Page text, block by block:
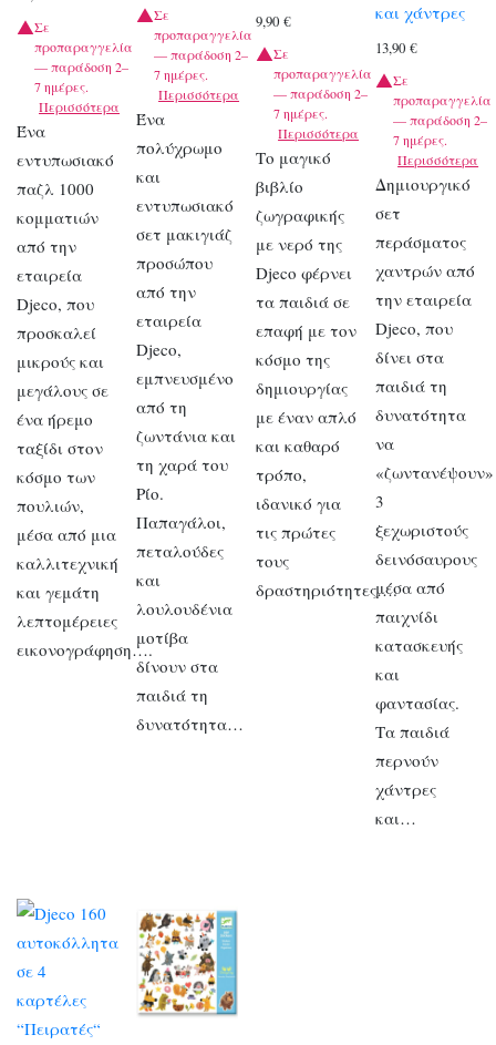
Σε
προπαραγγελία
— παράδοση 2–
7 ημέρες.
Περισσότερα
Ένα
εντυπωσιακό
παζλ 1000
κομματιών
από την
εταιρεία
Djeco, που
προσκαλεί
μικρούς και
μεγάλους σε
ένα ήρεμο
ταξίδι στον
κόσμο των
πουλιών,
μέσα από μια
καλλιτεχνική
και γεμάτη
λεπτομέρειες
εικονογράφηση….
Σε
προπαραγγελία
— παράδοση 2–
7 ημέρες.
Περισσότερα
Ένα
πολύχρωμο
και
εντυπωσιακό
σετ μακιγιάζ
προσώπου
από την
εταιρεία
Djeco,
εμπνευσμένο
από τη
ζωντάνια και
τη χαρά του
Ρίο.
Παπαγάλοι,
πεταλούδες
και
λουλουδένια
μοτίβα
δίνουν στα
παιδιά τη
δυνατότητα…
9,90€
Σε
προπαραγγελία
— παράδοση 2–
7 ημέρες.
Περισσότερα
Το μαγικό
βιβλίο
ζωγραφικής
με νερό της
Djeco φέρνει
τα παιδιά σε
επαφή με τον
κόσμο της
δημιουργίας
με έναν απλό
και καθαρό
τρόπο,
ιδανικό για
τις πρώτες
τους
δραστηριότητες….
και χάντρες
13,90€
Σε
προπαραγγελία
— παράδοση 2–
7 ημέρες.
Περισσότερα
Δημιουργικό
σετ
περάσματος
χαντρών από
την εταιρεία
Djeco, που
δίνει στα
παιδιά τη
δυνατότητα
να
«ζωντανέψουν»
3
ξεχωριστούς
δεινόσαυρους
μέσα από
παιχνίδι
κατασκευής
και
φαντασίας.
Τα παιδιά
περνούν
χάντρες
και…